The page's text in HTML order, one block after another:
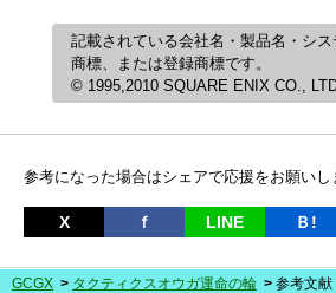
記載されている会社名・製品名・シ
商標、または登録商標です。
© 1995,2010 SQUARE ENIX CO.,
参考になった場合はシェアで応援をお願いし
X ｆ LINE Ｂ!
GCGX タクティクスオウガ運命の輪 参考文献